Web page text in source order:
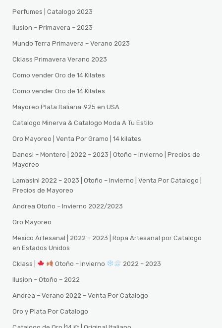
Perfumes | Catalogo 2023
Ilusion – Primavera – 2023
Mundo Terra Primavera – Verano 2023
Cklass Primavera Verano 2023
Como vender Oro de 14 Kilates
Como vender Oro de 14 Kilates
Mayoreo Plata Italiana .925 en USA
Catalogo Minerva & Catalogo Moda A Tu Estilo
Oro Mayoreo | Venta Por Gramo | 14 kilates
Danesi – Montero | 2022 – 2023 | Otoño – Invierno | Precios de
Mayoreo
Lamasini 2022 – 2023 | Otoño – Invierno | Venta Por Catalogo |
Precios de Mayoreo
Andrea Otoño – Invierno 2022/2023
Oro Mayoreo
Mexico Artesanal | 2022 – 2023 | Ropa Artesanal por Catalogo
en Estados Unidos
Cklass | Otoño – Invierno 2022 – 2023
Ilusion – Otoño – 2022
Andrea – Verano 2022 – Venta Por Catalogo
Oro y Plata Por Catalogo